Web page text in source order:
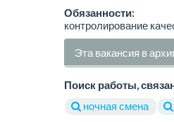
Обязанности:
контролирование
Эта вакансия в
Поиск работы,
ночная смена